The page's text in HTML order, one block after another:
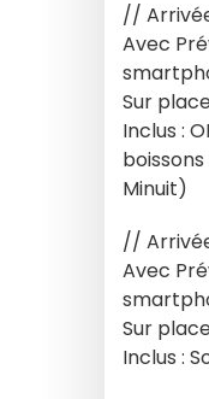
//
Avec
Sur
Inclus :
Minuit)
//
Avec
Sur
Inclus :